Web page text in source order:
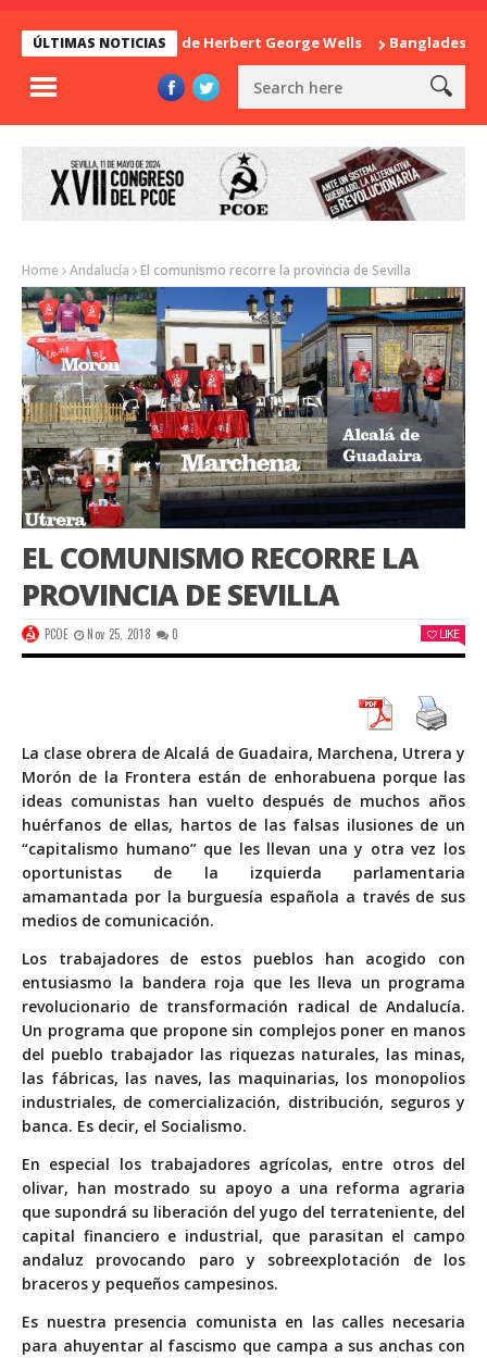
ÚLTIMAS NOTICIAS
La sorpresa de Herbert George Wells Bangladesh:
Home Andalucía El comunismo recorre la provincia de Sevilla
EL COMUNISMO RECORRE LA
PROVINCIA DE SEVILLA
PCOE Nov 25, 2018 0 LIKE
La clase obrera de Alcalá de Guadaira, Marchena, Utrera y
Morón de la Frontera están de enhorabuena porque las
ideas comunistas han vuelto después de muchos años
huérfanos de ellas, hartos de las falsas ilusiones de un
“capitalismo humano” que les llevan una y otra vez los
oportunistas de la izquierda parlamentaria
amamantada por la burguesía española a través de sus
medios de comunicación.
Los trabajadores de estos pueblos han acogido con
entusiasmo la bandera roja que les lleva un programa
revolucionario de transformación radical de Andalucía.
Un programa que propone sin complejos poner en manos
del pueblo trabajador las riquezas naturales, las minas,
las fábricas, las naves, las maquinarias, los monopolios
industriales, de comercialización, distribución, seguros y
banca. Es decir, el Socialismo.
En especial los trabajadores agrícolas, entre otros del
olivar, han mostrado su apoyo a una reforma agraria
que supondrá su liberación del yugo del terrateniente, del
capital financiero e industrial, que parasitan el campo
andaluz provocando paro y sobreexplotación de los
braceros y pequeños campesinos.
Es nuestra presencia comunista en las calles necesaria
para ahuyentar al fascismo que campa a sus anchas con